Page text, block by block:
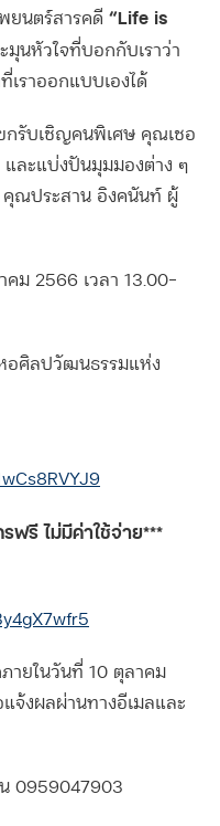
ยนตร์สารคดี “Life is
มุนหัวใจที่บอกกับเราว่า
ราออกแบบเองได้
รับเชิญคนพิเศษ คุณเชอ
และแบ่งปันมุมมองต่าง ๆ
คุณประสาน อิงคนันท์ ผู้
คม 2566 เวลา 13.00-
อศิลปวัฒนธรรมแห่ง
ฟรี ไม่มีค่าใช้จ่าย***
ายในวันที่ 10 ตุลาคม
จ้งผลผ่านทางอีเมลและ
0959047903